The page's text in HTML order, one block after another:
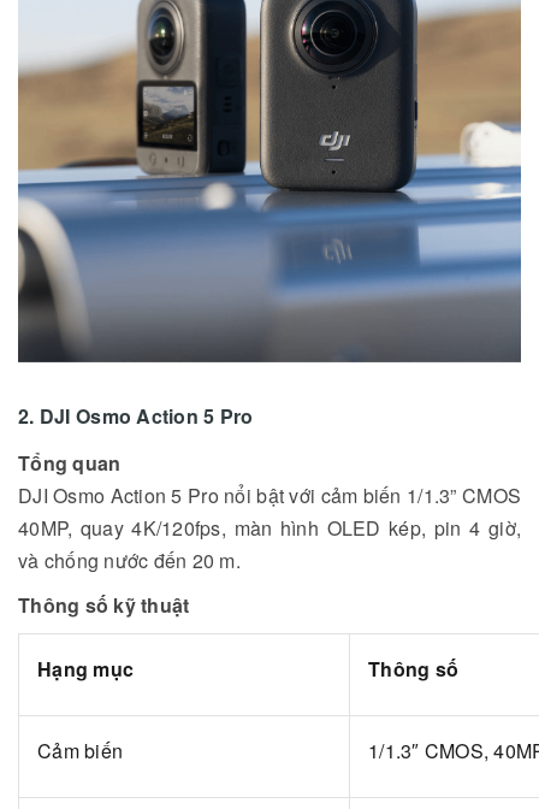
2. DJI Osmo Action 5 Pro
Tổng quan
DJI Osmo Action 5 Pro nổi bật với cảm biến 1/1.3” CMOS
40MP, quay 4K/120fps, màn hình OLED kép, pin 4 giờ,
và chống nước đến 20 m.
Thông số kỹ thuật
Hạng mục Thông số
Cảm biến 1/1.3″ CMOS,